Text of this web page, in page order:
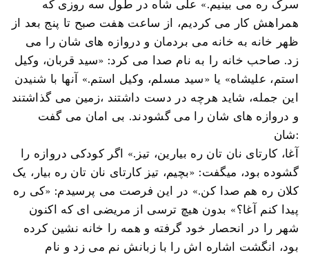
سرک ره می بینیم.» علی شاه در طول سه روزی که
همراهش کار می کردیم، از ساعت هفت صبح تا پنج بعد از
ظهر خانه به خانه می بردمان و دروازه های شان را می
زد. صاحب خانه را به نام صدا می کرد: «سید قربان، وکیل
استم، علیشاه» یا «سید مسلم، وکیل استم.» آنها با شنیدن
این جمله، شاید هرچه در دست داشتند ،زمین می گذاشتند
و دروازه های شان را می گشودند. بی امان می گفت
شان:
آغا، کارتای نان تان ره بیارین، تیز.» اگر کودکی دروازه را
گشوده بود، میگفت: «بچیم، تیز کارتای نان تان ره بیار، یک
کلان ره هم صدا کن.» در این فرصت می پرسیدم: «کی ره
پیدا کنم آغا؟» بدون هیچ ترسی از مریضی ای که اکنون
شهر را در انحصار خود گرفته و همه را خانه نشین کرده
بود، انگشت اشاره اش را با زبانش نم می زد و نام